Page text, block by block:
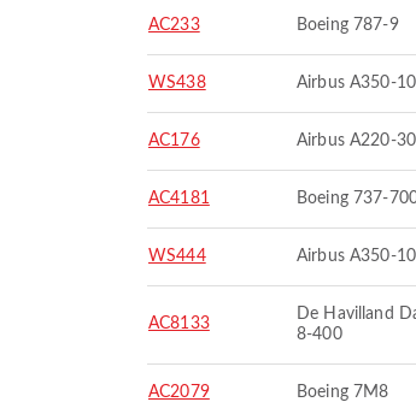
AC233 Boeing 787-9
WS438 Airbus A350-
AC176 Airbus A220-
AC4181 Boeing 737-
WS444 Airbus A350-
AC8133
De Havilland
8-400
AC2079 Boeing 7M8